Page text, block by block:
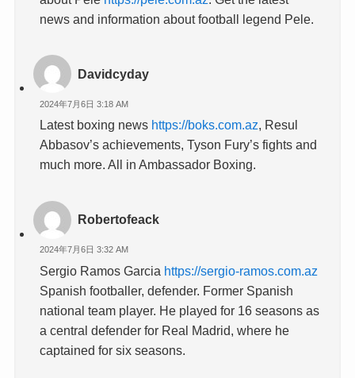
news and information about football legend Pele.
Davidcyday
2024年7月6日 3:18 AM
Latest boxing news https://boks.com.az, Resul
Abbasov’s achievements, Tyson Fury’s fights and
much more. All in Ambassador Boxing.
Robertofeack
2024年7月6日 3:32 AM
Sergio Ramos Garcia https://sergio-ramos.com.az
Spanish footballer, defender. Former Spanish
national team player. He played for 16 seasons as
a central defender for Real Madrid, where he
captained for six seasons.